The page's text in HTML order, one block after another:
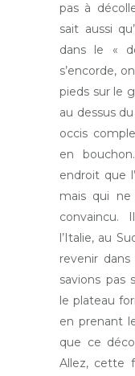
pas à
sait aussi
dans le «
s’encorde,
pieds sur le
au dessus
occis
en
endroit que
mais qui
convaincu.
l’Italie, au
revenir
savions pas
le plateau
en prenant
que ce
Allez, cette